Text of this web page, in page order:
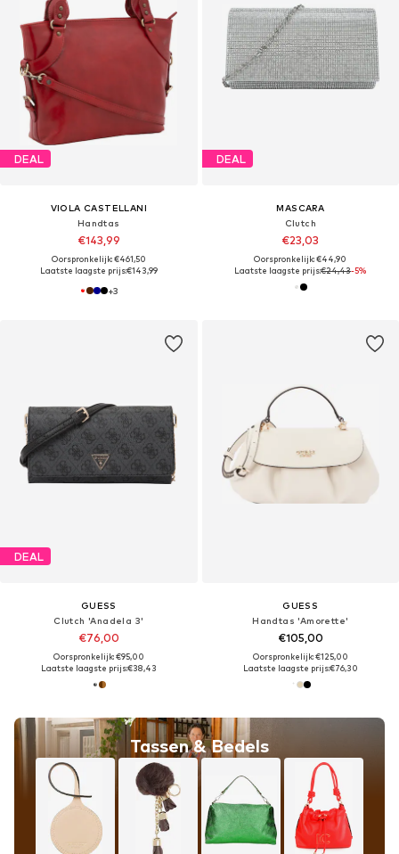
DEAL
VIOLA CASTELLANI
Handtas
€143,99
Oorspronkelijk: €461,50
Laatste laagste prijs:€143,99
+3
DEAL
MASCARA
Clutch
€23,03
Oorspronkelijk: €44,90
Laatste laagste prijs:€24,43-5%
DEAL
GUESS
Clutch 'Anadela 3'
€76,00
Oorspronkelijk: €95,00
Laatste laagste prijs:€38,43
GUESS
Handtas 'Amorette'
€105,00
Oorspronkelijk: €125,00
Laatste laagste prijs:€76,30
Tassen & Bedels